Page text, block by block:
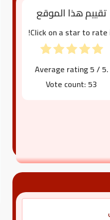
تقييم هذا الموقع
Click on a star to rate
Average rating5/ 5.
Vote count:53